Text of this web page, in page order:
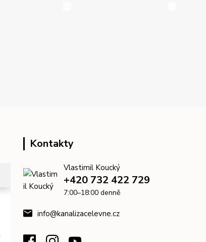
Kontakty
Vlastimil Koucký
+420 732 422 729
7:00–18:00 denně
info@kanalizacelevne.cz